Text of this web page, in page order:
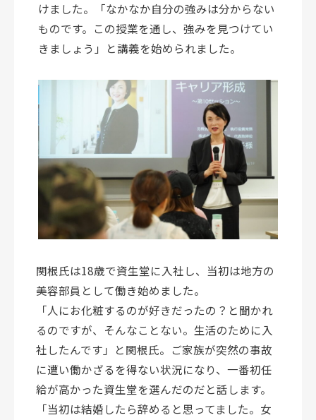
けました。「なかなか自分の強みは分からない
ものです。この授業を通し、強みを見つけてい
きましょう」と講義を始められました。
関根氏は18歳で資生堂に入社し、当初は地方の
美容部員として働き始めました。
「人にお化粧するのが好きだったの？と聞かれ
るのですが、そんなことない。生活のために入
社したんです」と関根氏。ご家族が突然の事故
に遭い働かざるを得ない状況になり、一番初任
給が高かった資生堂を選んだのだと話します。
「当初は結婚したら辞めると思ってました。女